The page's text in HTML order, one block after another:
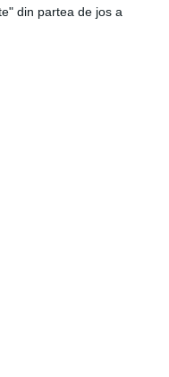
din partea de jos a